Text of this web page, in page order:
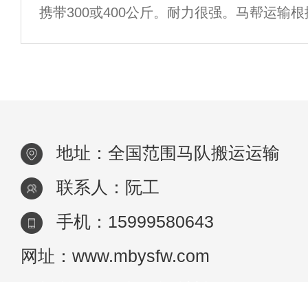
对人们的行为非常敏感，能感觉到环境的微
携带300或400公斤。耐力很强。马帮运输
离，可以看到骡子可以将4000-8000公斤的
地址：全国范围马队搬运运输
联系人：阮工
手机：15999580643
网址：www.mbysfw.com